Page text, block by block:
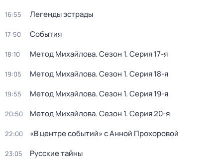
16:55 Легенды эстрады
17:50 События
18:10 Метод Михайлова. Сезон 1. Серия 17-я
19:05 Метод Михайлова. Сезон 1. Серия 18-я
19:55 Метод Михайлова. Сезон 1. Серия 19-я
20:50 Метод Михайлова. Сезон 1. Серия 20-я
22:00 «В центре событий» с Анной Прохоровой
23:05 Русские тайны